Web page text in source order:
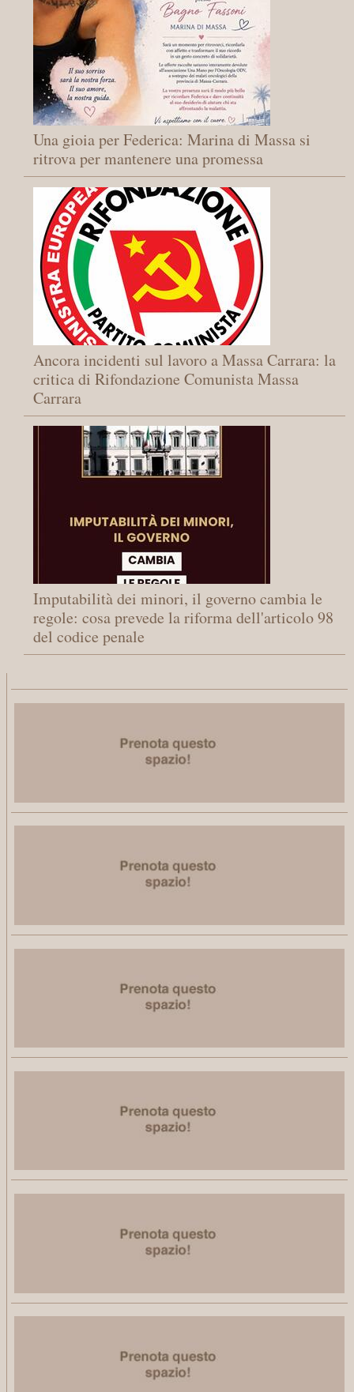
Una gioia per Federica: Marina di Massa si
ritrova per mantenere una promessa
Ancora incidenti sul lavoro a Massa Carrara: la
critica di Rifondazione Comunista Massa
Carrara
Imputabilità dei minori, il governo cambia le
regole: cosa prevede la riforma dell'articolo 98
del codice penale